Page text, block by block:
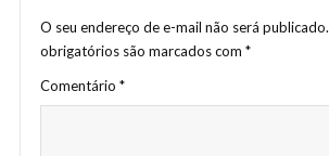
O seu endereço de e-mail não será publicado.
obrigatórios são marcados com *
Comentário *